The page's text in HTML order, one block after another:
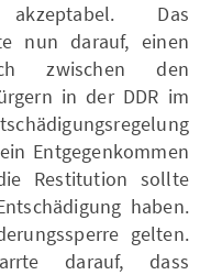
Das
nun darauf, einen
zwischen den
in der DDR im
Entgegenkommen
Restitution sollte
haben.
gelten.
darauf, dass